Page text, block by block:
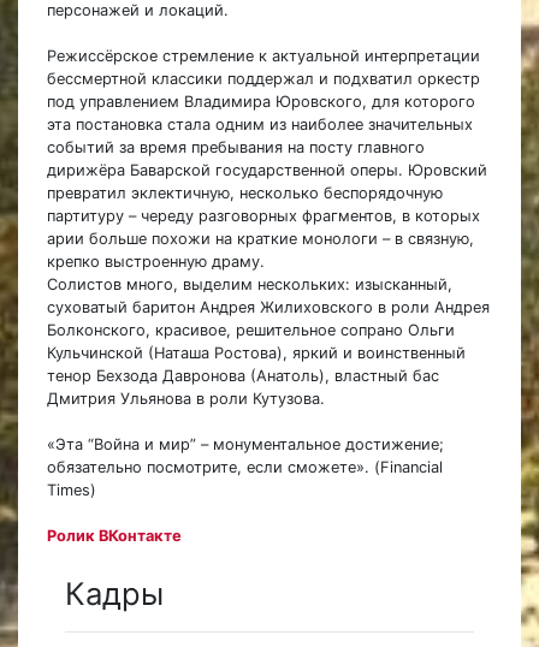
персонажей и локаций.
Режиссёрское стремление к актуальной интерпретации
бессмертной классики поддержал и подхватил оркестр
под управлением Владимира Юровского, для которого
эта постановка стала одним из наиболее значительных
событий за время пребывания на посту главного
дирижёра Баварской государственной оперы. Юровский
превратил эклектичную, несколько беспорядочную
партитуру – череду разговорных фрагментов, в которых
арии больше похожи на краткие монологи – в связную,
крепко выстроенную драму.
Солистов много, выделим нескольких: изысканный,
суховатый баритон Андрея Жилиховского в роли Андрея
Болконского, красивое, решительное сопрано Ольги
Кульчинской (Наташа Ростова), яркий и воинственный
тенор Бехзода Давронова (Анатоль), властный бас
Дмитрия Ульянова в роли Кутузова.
«Эта “Война и мир” – монументальное достижение;
обязательно посмотрите, если сможете». (Financial
Times)
Ролик ВКонтакте
Кадры